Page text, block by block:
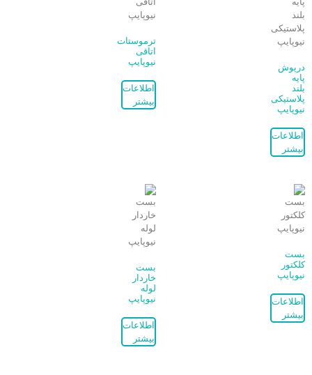
درپوش
پایه
بلند
پلاستیکی
نیوپایپ
اطلاعات
بیشتر
ترموستات
اتاقی
نیوپایپ
اطلاعات
بیشتر
بست
کلکتور
نیوپایپ
اطلاعات
بیشتر
بست
خاردار
لوله
نیوپایپ
اطلاعات
بیشتر